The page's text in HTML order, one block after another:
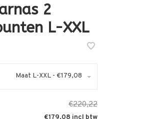
2
L-XXL
Maat L-XXL - €179,08
€220,22
€179,08